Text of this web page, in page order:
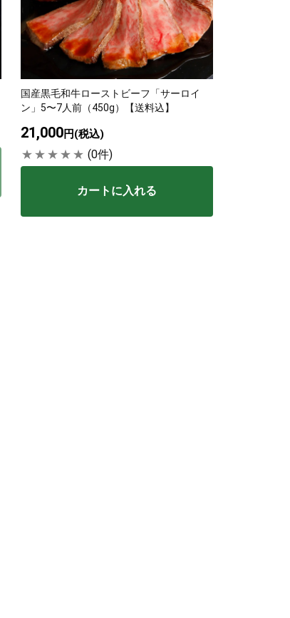
国産黒毛和牛ローストビーフ「サーロイ
ン」5〜7人前（450g）【送料込】
21,000円(税込)
(0件)
カートに入れる